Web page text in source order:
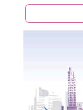
Пошукова форма
Пошук